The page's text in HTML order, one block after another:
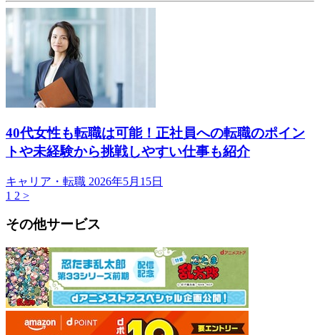
40代女性も転職は可能！正社員への転職のポイン
トや未経験から挑戦しやすい仕事も紹介
キャリア・転職 2026年5月15日
1 2 >
その他サービス